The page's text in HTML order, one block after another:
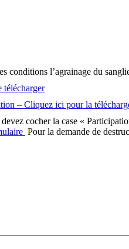
conditions l’agrainage du
télécharger
– Cliquez ici pour la
cocher la case «
Pour la demande de